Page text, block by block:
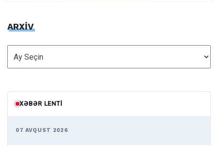
ARXİV
ARXİV
XƏBƏR LENTI
07 AVQUST 2026